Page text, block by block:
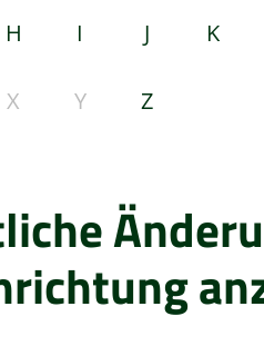
H I J K
X Y Z